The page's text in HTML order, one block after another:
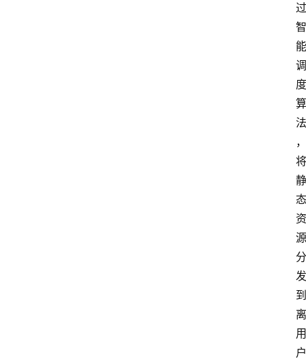
过
智
能
调
度
算
法
，
将
静
态
资
源
分
发
到
离
用
户